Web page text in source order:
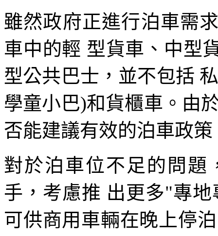
雖然政府正進行泊車需
車中的輕 型貨車、中型
型公共巴士，並不包括
學童小巴)和貨櫃車。由
否能建議有效的泊車政
對於泊車位不足的問題
手，考慮推 出更多"專
可供商用車輛在晚上停